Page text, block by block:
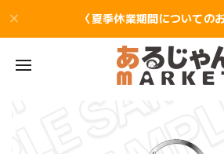
〈夏季休業期間についての